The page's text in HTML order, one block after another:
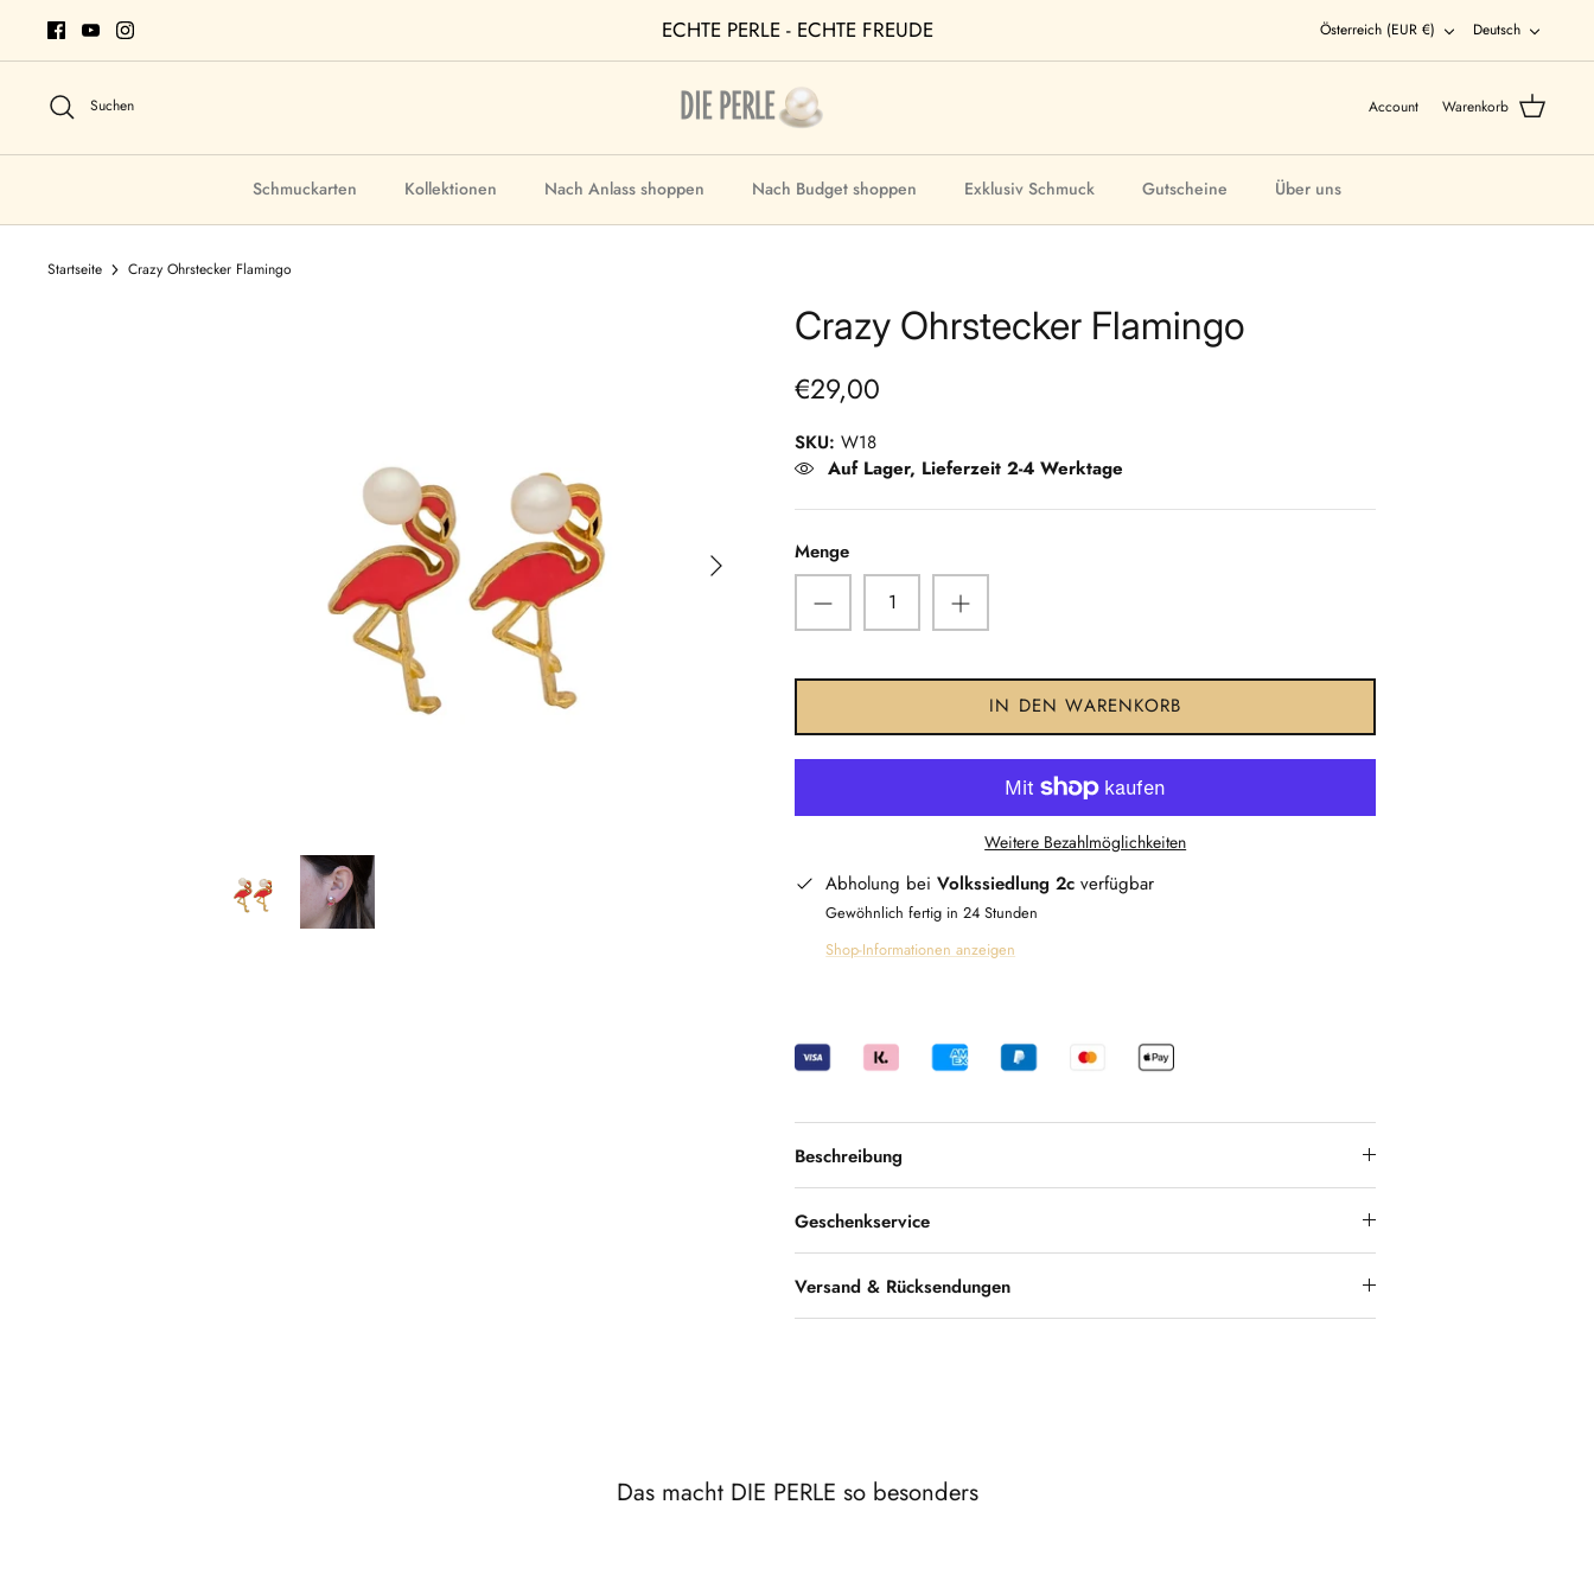
Inhalt
ECHTE PERLE - ECHTE FREUDE Währung
Österreich (EUR €) Deutsch
Suchen Account Warenkorb
Schmuckarten Kollektionen Nach Anlass shoppen Nach Budget shoppen Exklusiv Schmuck Gutscheine Über uns
Startseite Crazy Ohrstecker Flamingo
Crazy Ohrstecker Flamingo
€29,00
SKU: W18
Auf Lager, Lieferzeit 2-4 Werktage
Menge
IN DEN WARENKORB
Weitere Bezahlmöglichkeiten
Abholung beiVolkssiedlung 2c verfügbar
Gewöhnlich fertig in 24 Stunden
Shop-Informationen anzeigen
Beschreibung
Geschenkservice
Versand & Rücksendungen
Das macht DIE PERLE so besonders